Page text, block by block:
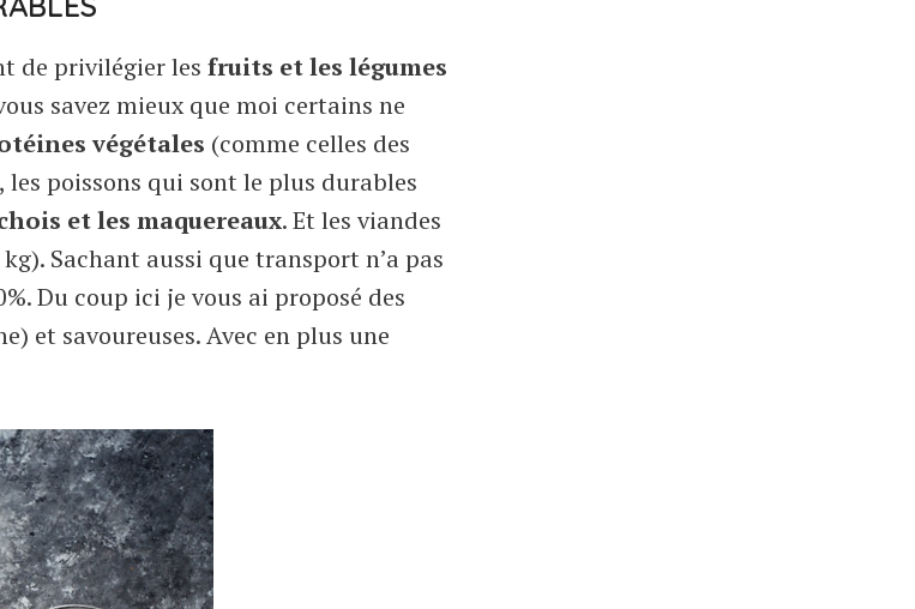
de privilégier les fruits et les légumes
savez mieux que moi certains ne
végétales (comme celles des
poissons qui sont le plus durables
et les maquereaux. Et les viandes
Sachant aussi que transport n’a pas
Du coup ici je vous ai proposé des
et savoureuses. Avec en plus une